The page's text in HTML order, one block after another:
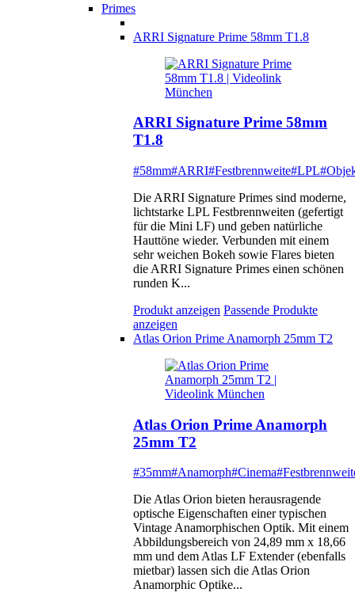
Primes
ARRI Signature Prime 58mm T1.8
ARRI Signature Prime 58mm
T1.8
#58mm#ARRI#Festbrennweite#LPL
Die ARRI Signature Primes sind moderne,
lichtstarke LPL Festbrennweiten (gefertigt
für die Mini LF) und geben natürliche
Hauttöne wieder. Verbunden mit einem
sehr weichen Bokeh sowie Flares bieten
die ARRI Signature Primes einen schönen
runden K...
Produkt anzeigen Passende Produkte
anzeigen
Atlas Orion Prime Anamorph 25mm T2
Atlas Orion Prime Anamorph
25mm T2
#35mm#Anamorph#Cinema
Die Atlas Orion bieten herausragende
optische Eigenschaften einer typischen
Vintage Anamorphischen Optik. Mit einem
Abbildungsbereich von 24,89 mm x 18,66
mm und dem Atlas LF Extender (ebenfalls
mietbar) lassen sich die Atlas Orion
Anamorphic Optike...